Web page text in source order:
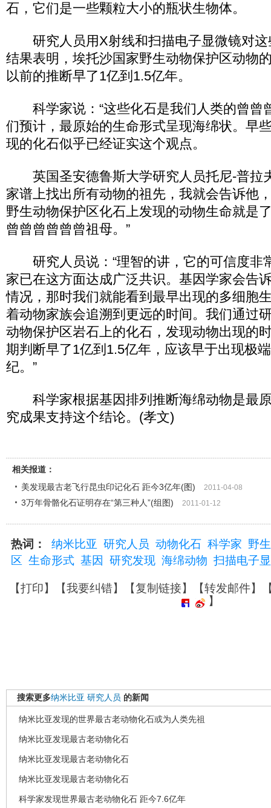
石，它们是一些颗粒大小的瓶状生物体。
研究人员用X射线和扫描电子显微镜对这
结果表明，埃托沙国家野生动物保护区动物
以前的推断早了1亿到1.5亿年。
科学家说：“这些化石是我们人类的曾曾
们预计，最原始的生命形式呈现海绵状。早
现的化石似乎已经证实这个观点。
英国圣安德鲁斯大学研究人员托尼-普拉
家谱上找出所有动物的祖先，我就会告诉他
野生动物保护区化石上发现的动物生命就是
曾曾曾曾曾曾祖母。”
研究人员说：“理智的讲，它的可信度非
家已在这方面达成广泛共识。基因学家会告
情况，那时我们就能看到最早出现的多细胞
着动物家族会追溯到更远的时间。我们通过
动物保护区岩石上的化石，发现动物出现的
期判断早了1亿到1.5亿年，应该早于出现极
纪。”
科学家根据基因排列推断海绵动物是最
究成果支持这个结论。(孝文)
相关报道：
美发现最古老飞行昆虫印记化石 距今3亿年(图)
2011-04-08
3万年骨骼化石证明存在“第三种人”(组图) 2011-01-12
热词： 纳米比亚 研究人员 动物化石 科学家 野
区 生命形式 基因 研究发现 海绵动物 扫描电子
【打印】【我要纠错】【复制链接】【转发邮件】
】
搜索更多纳米比亚 研究人员 的新闻
纳米比亚发现的世界最古老动物化石或为人类先祖
纳米比亚发现最古老动物化石
纳米比亚发现最古老动物化石
纳米比亚发现最古老动物化石
科学家发现世界最古老动物化石 距今7.6亿年